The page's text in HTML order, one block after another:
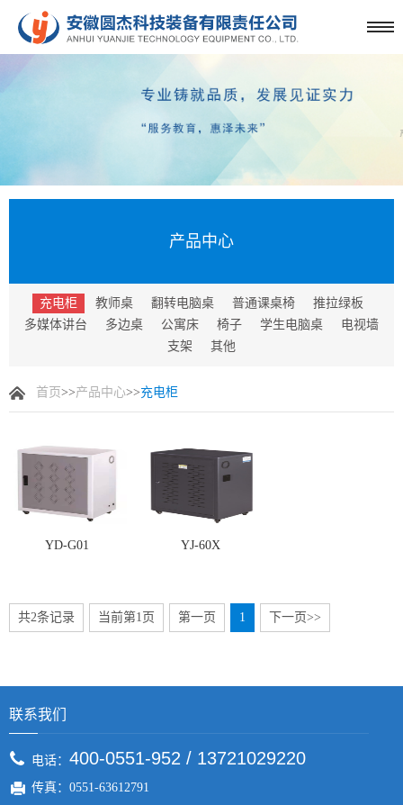
产品中心
充电柜 教师桌 翻转电脑桌 普通课桌椅
推拉绿板
多媒体讲台
多边桌 公寓床 椅子 学生电脑桌
电视墙
支架
其他
首页>>产品中心>>充电柜
YD-G01 YJ-60X
共2条记录 当前第1页 第一页 1 下一页>>
联系我们
电话： 400-0551-952 / 13721029220
传真：0551-63612791